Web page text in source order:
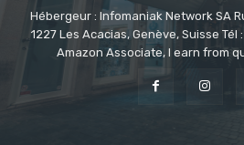
Hébergeur : Infomaniak Network SA
1227 Les Acacias, Genève, Suisse Tél
Amazon Associate, I earn from